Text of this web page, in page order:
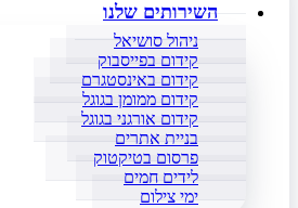
השירותים שלנו
ניהול סושיאל
קידום בפייסבוק
קידום באינסטגרם
קידום ממומן בגוגל
קידום אורגני בגוגל
בניית אתרים
פרסום בטיקטוק
לידים חמים
ימי צילום